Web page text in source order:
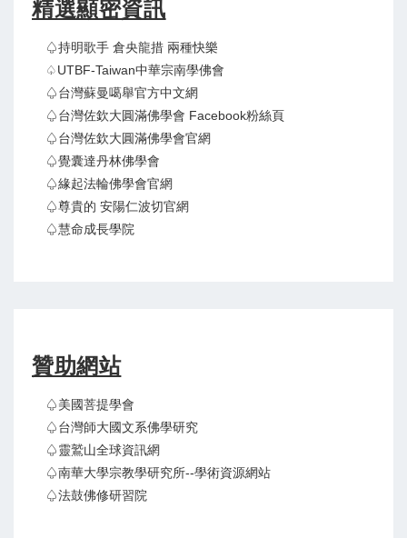
精選顯密資訊
♤持明歌手 倉央龍措 兩種快樂
♤UTBF-Taiwan中華宗南學佛會
♤台灣蘇曼噶舉官方中文網
♤台灣佐欽大圓滿佛學會 Facebook粉絲頁
♤台灣佐欽大圓滿佛學會官網
♤覺囊達丹林佛學會
♤緣起法輪佛學會官網
♤尊貴的 安陽仁波切官網
♤慧命成長學院
贊助網站
♤美國菩提學會
♤台灣師大國文系佛學研究
♤靈鷲山全球資訊網
♤南華大學宗教學研究所--學術資源網站
♤法鼓佛修研習院